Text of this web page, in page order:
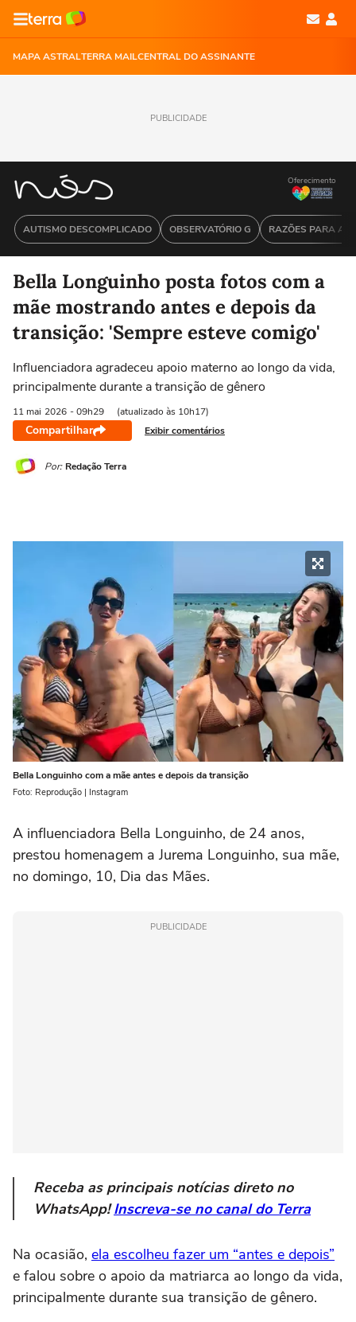
MAPA ASTRALTERRA MAILCENTRAL DO ASSINANTE
PUBLICIDADE
AUTISMO DESCOMPLICADO OBSERVATÓRIO G RAZÕES PARA
Oferecimento
Bella Longuinho posta fotos com a
mãe mostrando antes e depois da
transição: 'Sempre esteve comigo'
Influenciadora agradeceu apoio materno ao longo da vida,
principalmente durante a transição de gênero
11 mai 2026 - 09h29 (atualizado às 10h17)
Compartilhar Exibir comentários
Por: Redação Terra
Bella Longuinho com a mãe antes e depois da transição
Foto: Reprodução | Instagram
A influenciadora Bella Longuinho, de 24 anos,
prestou homenagem a Jurema Longuinho, sua mãe,
no domingo, 10, Dia das Mães.
PUBLICIDADE
Receba as principais notícias direto no
WhatsApp!Inscreva-se no canal do Terra
Na ocasião, ela escolheu fazer um “antes e depois”
e falou sobre o apoio da matriarca ao longo da vida,
principalmente durante sua transição de gênero.